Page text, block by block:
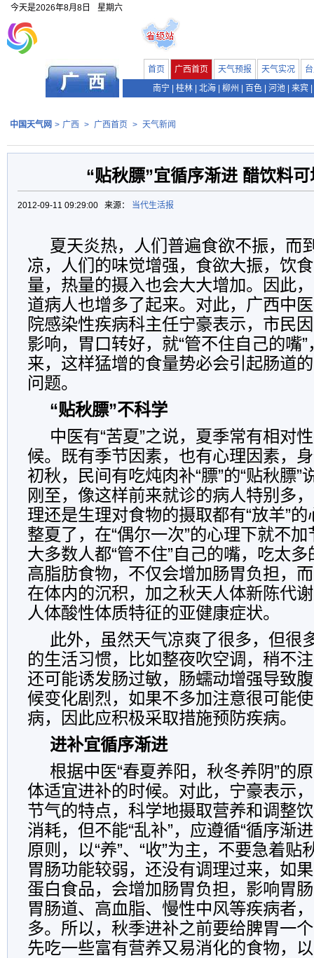
今天是2026年8月8日 星期六
首页 广西首页 天气预报 天气实况
南宁
桂林 北海 柳州 百色 河池 来宾
中国天气网 > 广西 > 广西首页 > 天气新闻
“贴秋膘”宜循序渐进 醋饮料
2012-09-11 09:29:00 来源： 当代生活报
夏天炎热，人们普遍食欲不振，而
凉，人们的味觉增强，食欲大振，饮
量，热量的摄入也会大大增加。因此
道病人也增多了起来。对此，广西中
院感染性疾病科主任宁豪表示，市民
影响，胃口转好，就“管不住自己的嘴
来，这样猛增的食量势必会引起肠道
问题。
“贴秋膘”不科学
中医有“苦夏”之说，夏季常有相对
候。既有季节因素，也有心理因素，
初秋，民间有吃炖肉补“膘”的“贴秋膘
刚至，像这样前来就诊的病人特别多
理还是生理对食物的摄取都有“放羊”的
整夏了，在“偶尔一次”的心理下就不
大多数人都“管不住”自己的嘴，吃太
高脂肪食物，不仅会增加肠胃负担，
在体内的沉积，加之秋天人体新陈代
人体酸性体质特征的亚健康症状。
此外，虽然天气凉爽了很多，但很
的生活习惯，比如整夜吹空调，稍不
还可能诱发肠过敏，肠蠕动增强导致
候变化剧烈，如果不多加注意很可能
病，因此应积极采取措施预防疾病。
进补宜循序渐进
根据中医“春夏养阳，秋冬养阴”的
体适宜进补的时候。对此，宁豪表示
节气的特点，科学地摄取营养和调整
消耗，但不能“乱补”，应遵循“循序渐
原则，以“养”、“收”为主，不要急着
胃肠功能较弱，还没有调理过来，如
蛋白食品，会增加肠胃负担，影响胃
胃肠道、高血脂、慢性中风等疾病者
多。所以，秋季进补之前要给脾胃一
先吃一些富有营养又易消化的食物，